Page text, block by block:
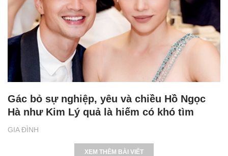
GIA ĐÌNH
Gác bỏ sự nghiệp, yêu và chiều Hồ Ngọc
Hà như Kim Lý quả là hiếm có khó tìm
XEM THÊM BÀI VIẾT